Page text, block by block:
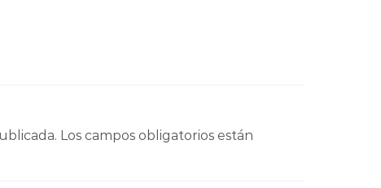
Los campos obligatorios están